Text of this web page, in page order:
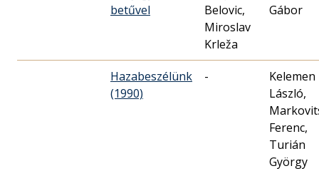
betűvel
Belovic,
Miroslav
Krleža
Gábor
Hazabeszélünk
(1990)
-
Kelemen
László,
Ferenc,
Turián
György